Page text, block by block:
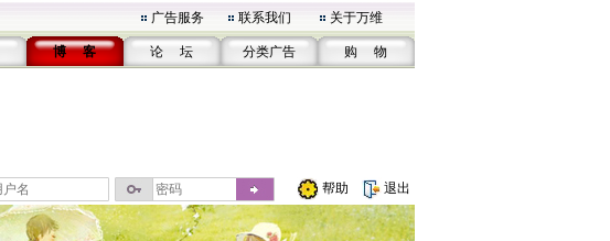
广告服务 联系我们 关于万维
博 客 论 坛 分类广告 购 物
帮助 退出